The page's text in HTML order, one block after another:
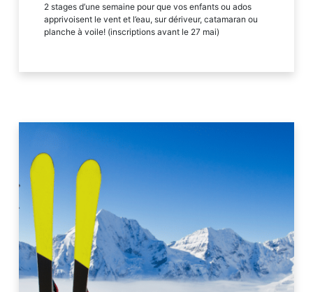
2 stages d’une semaine pour que vos enfants ou ados
apprivoisent le vent et l’eau, sur dériveur, catamaran ou
planche à voile! (inscriptions avant le 27 mai)